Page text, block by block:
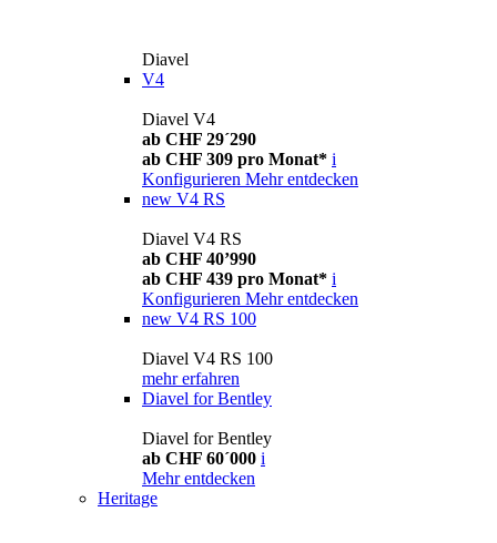
Diavel
V4
Diavel V4
ab CHF 29´290
ab CHF 309 pro Monat* i
Konfigurieren Mehr entdecken
new V4 RS
Diavel V4 RS
ab CHF 40’990
ab CHF 439 pro Monat* i
Konfigurieren Mehr entdecken
new V4 RS 100
Diavel V4 RS 100
mehr erfahren
Diavel for Bentley
Diavel for Bentley
ab CHF 60´000 i
Mehr entdecken
Heritage